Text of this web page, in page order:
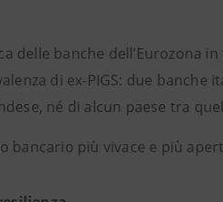
delle banche dell’Eurozona
di ex-PIGS: due banche
né di alcun paese tra
bancario più vivace e più